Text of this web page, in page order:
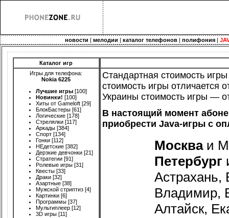
новости |мелодии |каталог телефонов |полифония |
Каталог игр
Игры для телефона:
Nokia 6225
Лучшие игры [100]
Новинки! [100]
Хиты от Gameloft [29]
БлокБастеры [61]
Логические [178]
Стрелялки [117]
Аркады [384]
Спорт [134]
Гонки [112]
НЕдетские [382]
Дерзкие девчонки [21]
Стратегии [91]
Ролевые игры [31]
Квесты [33]
Драки [32]
Азартные [38]
Мужской стриптиз [4]
Картинки [6]
Программы [37]
Мультиплеер [12]
3D игры [11]
Стандартная стоимость
стоимость игры отличается
Украины стоимость игры —
В настоящий момент
приобрести Java-игры с
Москваи
Петербург
Астрахань,
Владимир,
Алтайск,